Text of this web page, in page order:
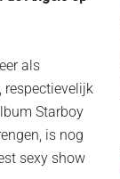
als
respectievelijk
Starboy
is nog
sexy show